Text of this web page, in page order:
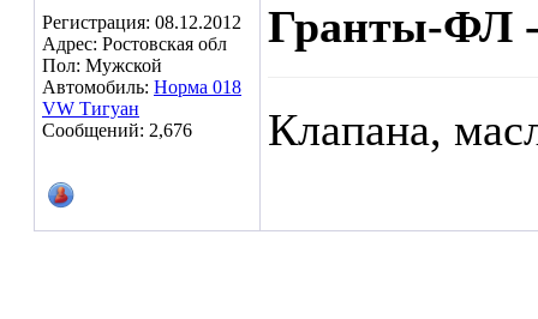
Регистрация: 08.12.2012
Адрес: Ростовская обл
Пол: Мужской
Автомобиль: Норма 018
VW Тигуан
Сообщений: 2,676
Гранты-ФЛ
Клапана,